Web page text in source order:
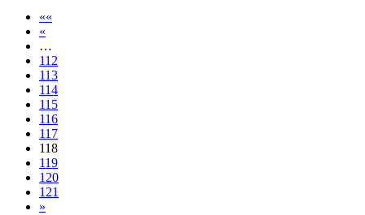
««
«
…
112
113
114
115
116
117
118
119
120
121
»